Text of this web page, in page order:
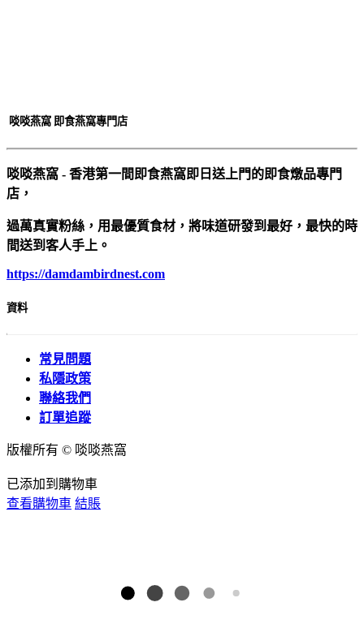
啖啖燕窩 即食燕窩專門店
啖啖燕窩 - 香港第一間即食燕窩即日送上門的即食燉品專門
店，
過萬真實粉絲，用最優質食材，將味道研發到最好，最快的時
間送到客人手上。
https://damdambirdnest.com​
資料
常見問題
私隱政策
聯絡我們
訂單追蹤
版權所有 © 啖啖燕窩
已添加到購物車
查看購物車 結賬